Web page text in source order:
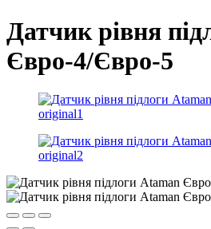
Датчик рівня
Євро-4/Євро-5